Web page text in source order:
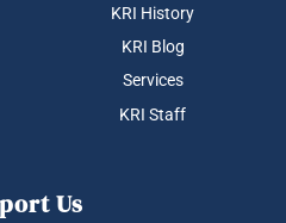
KRI History
KRI Blog
Services
KRI Staff
Us